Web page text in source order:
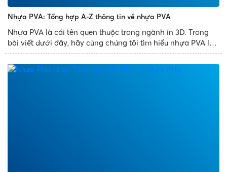
Nhựa PVA: Tổng hợp A-Z thông tin về nhựa PVA
Nhựa PVA là cái tên quen thuộc trong ngành in 3D. Trong
bài viết dưới đây, hãy cùng chúng tôi tìm hiểu nhựa PVA là
gì? Cũng như những ưu nhược điểm và ứng dụng phổ biến
của loại nhựa PVA này nhé. Khái niệm nhựa PVA là gì?...